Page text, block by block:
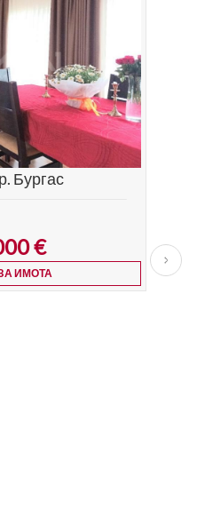
Бургас
€
ИМОТА